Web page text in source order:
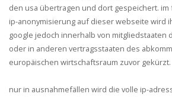
den usa übertragen und dort gespeichert.
ip-anonymisierung auf dieser webseite wird
google jedoch innerhalb von mitgliedstaaten
oder in anderen vertragsstaaten des
europäischen wirtschaftsraum zuvor gekürzt.
nur in ausnahmefällen wird die volle ip-